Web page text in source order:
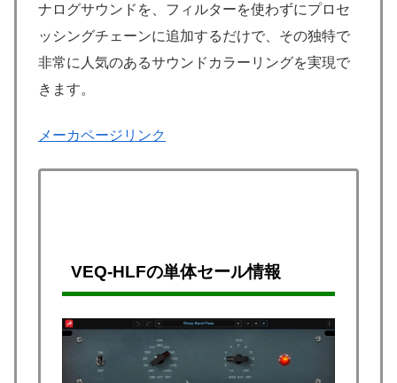
ナログサウンドを、フィルターを使わずにプロセ
ッシングチェーンに追加するだけで、その独特で
非常に人気のあるサウンドカラーリングを実現で
きます。
メーカページリンク
VEQ-HLFの単体セール情報